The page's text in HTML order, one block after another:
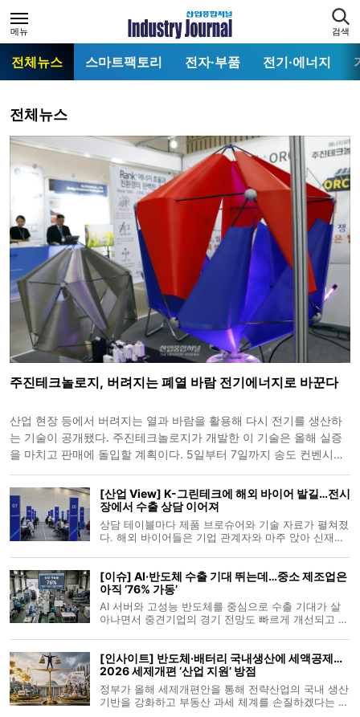
메뉴 검색
전체뉴스 스마트팩토리 전자·부품 전기·에너지
전체뉴스
주진테크놀로지, 버려지는 폐열 바람 전기에너지로 바꾼다
산업 현장 등에서 버려지는 열과 바람을 활용해 다시 전기를 생산하
는 기술이 공개됐다. 주진테크놀로지가 개발한 이 기술은 올해 실증
을 마치고 판매에 돌입할 계획이다. 5일부터 7일까지 송도 컨벤시아
발전기와 폐바람 발전기를[산업 View] K-그린테크에 해외 바이어 발길…전시
장에서 수출 상담 이어져
상담 테이블마다 제품 브로슈어와 기술 자료가 펼쳐졌
다. 해외 바이어들은 기업 관계자와 마주 앉아 신재생
다. 친환경 산업을 둘러싼 글로벌 수요가 커지는 가운
데 인천 송도에서는 기술 전시와
[이슈] AI·반도체 수출 기대 뛰는데…중소 제조업은
아직 ‘76% 가동’
AI 서버와 고성능 반도체를 중심으로 수출 기대가 살
아나면서 중견기업의 경기 전망도 빠르게 개선되고 있
는 다르다. 설비 가동률은 소폭 올랐지만 제조업 경기
전망은 오히려 떨어졌고,
[인사이트] 반도체·배터리 국내생산에 세액공제…
2026 세제개편 ‘산업 지원’ 방점
정부가 올해 세제개편안을 통해 전략산업의 국내 생산
기반을 강화하고 부동산 과세 체계를 손질하겠다는 구